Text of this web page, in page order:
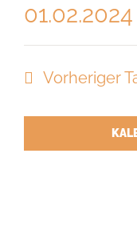
01.02.2024
Datum
wählen.
Vorheriger